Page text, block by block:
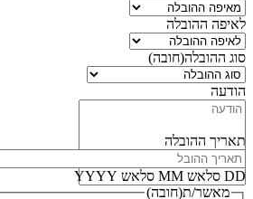
לאיפה ההובלה
סוג ההובלה(חובה)
הודעה
תאריך ההובלה
DD סלאש MM סלאש YYYY
מאשר/ת(חובה)